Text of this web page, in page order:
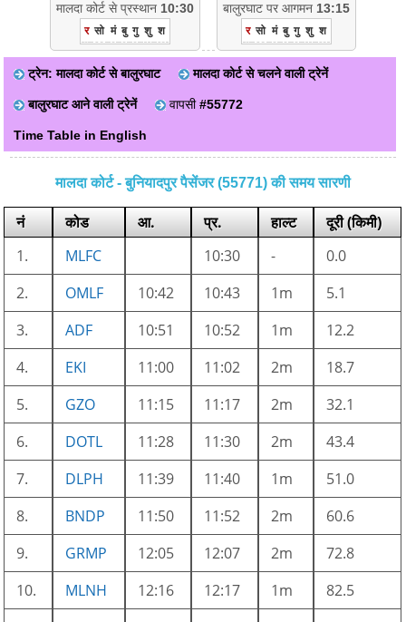
मालदा कोर्ट से प्रस्थान 10:30
र सो मं बु गु शु श
बालुरघाट पर आगमन 13:15
र सो मं बु गु शु श
ट्रेन: मालदा कोर्ट से बालुरघाट मालदा कोर्ट से चलने वाली ट्रेनें
बालुरघाट आने वाली ट्रेनें वापसी#55772
Time Table in English
मालदा कोर्ट - बुनियादपुर पैसेंजर (55771) की समय सारणी
नं कोड आ. प्र. हाल्ट
दूरी (किमी)
1.
MLFC 10:30 -
0.0
2.
OMLF 10:42 10:43 1m
5.1
3.
ADF 10:51 10:52 1m
12.2
4.
EKI 11:00 11:02 2m
18.7
5.
GZO 11:15 11:17 2m
32.1
6.
DOTL 11:28 11:30 2m
43.4
7.
DLPH 11:39 11:40 1m
51.0
8.
BNDP 11:50 11:52 2m
60.6
9.
GRMP 12:05 12:07 2m
72.8
10.
MLNH 12:16 12:17 1m
82.5